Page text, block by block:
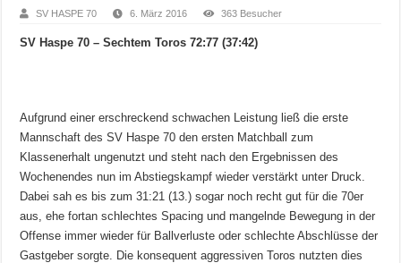
SV HASPE 70 6. März 2016 363 Besucher
SV Haspe 70 – Sechtem Toros 72:77 (37:42)
Aufgrund einer erschreckend schwachen Leistung ließ die erste
Mannschaft des SV Haspe 70 den ersten Matchball zum
Klassenerhalt ungenutzt und steht nach den Ergebnissen des
Wochenendes nun im Abstiegskampf wieder verstärkt unter Druck.
Dabei sah es bis zum 31:21 (13.) sogar noch recht gut für die 70er
aus, ehe fortan schlechtes Spacing und mangelnde Bewegung in der
Offense immer wieder für Ballverluste oder schlechte Abschlüsse der
Gastgeber sorgte. Die konsequent aggressiven Toros nutzten dies